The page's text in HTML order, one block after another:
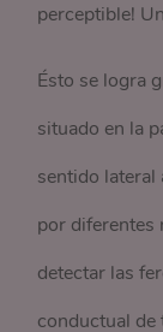
perceptible!
Ésto se logra
situado en la
sentido lateral
por diferentes
detectar las
conductual de